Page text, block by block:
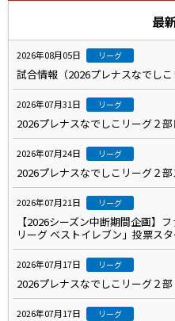
最
2026年08月05日 リーグ
試合情報（2026プレナスなでしこ
2026年07月31日 リーグ
2026プレナスなでしこリーグ２
2026年07月24日 リーグ
2026プレナスなでしこリーグ２
2026年07月21日 リーグ
【2026シーズン中断期間企画】
リーグ ベストイレブン」投票スタ
2026年07月17日 リーグ
2026プレナスなでしこリーグ２
2026年07月17日 リーグ